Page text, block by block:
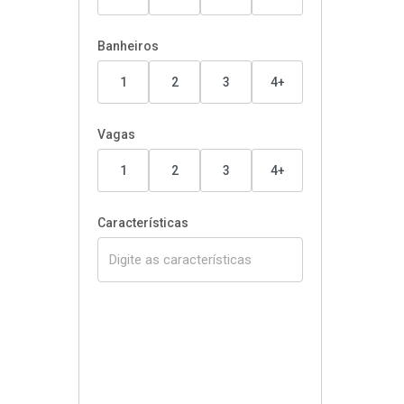
Banheiros
1 2 3 4+
Vagas
1 2 3 4+
Características